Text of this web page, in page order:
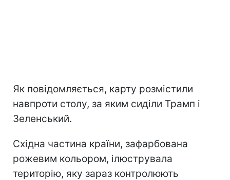
Як повідомляється, карту розмістили
навпроти столу, за яким сиділи Трамп і
Зеленський.
Східна частина країни, зафарбована
рожевим кольором, ілюструвала
територію, яку зараз контролюють